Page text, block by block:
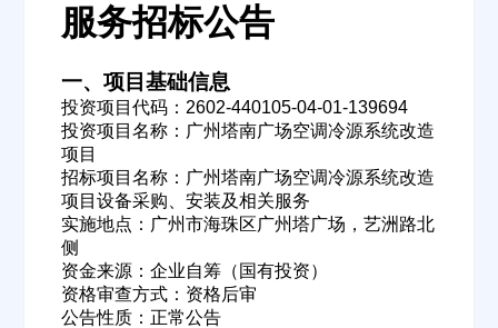
服务招标公告
一、项目基础信息
投资项目代码：2602-440105-04-01-139694
投资项目名称：广州塔南广场空调冷源系统改造
项目
招标项目名称：广州塔南广场空调冷源系统改造
项目设备采购、安装及相关服务
实施地点：广州市海珠区广州塔广场，艺洲路北
侧
资金来源：企业自筹（国有投资）
资格审查方式：资格后审
公告性质：正常公告